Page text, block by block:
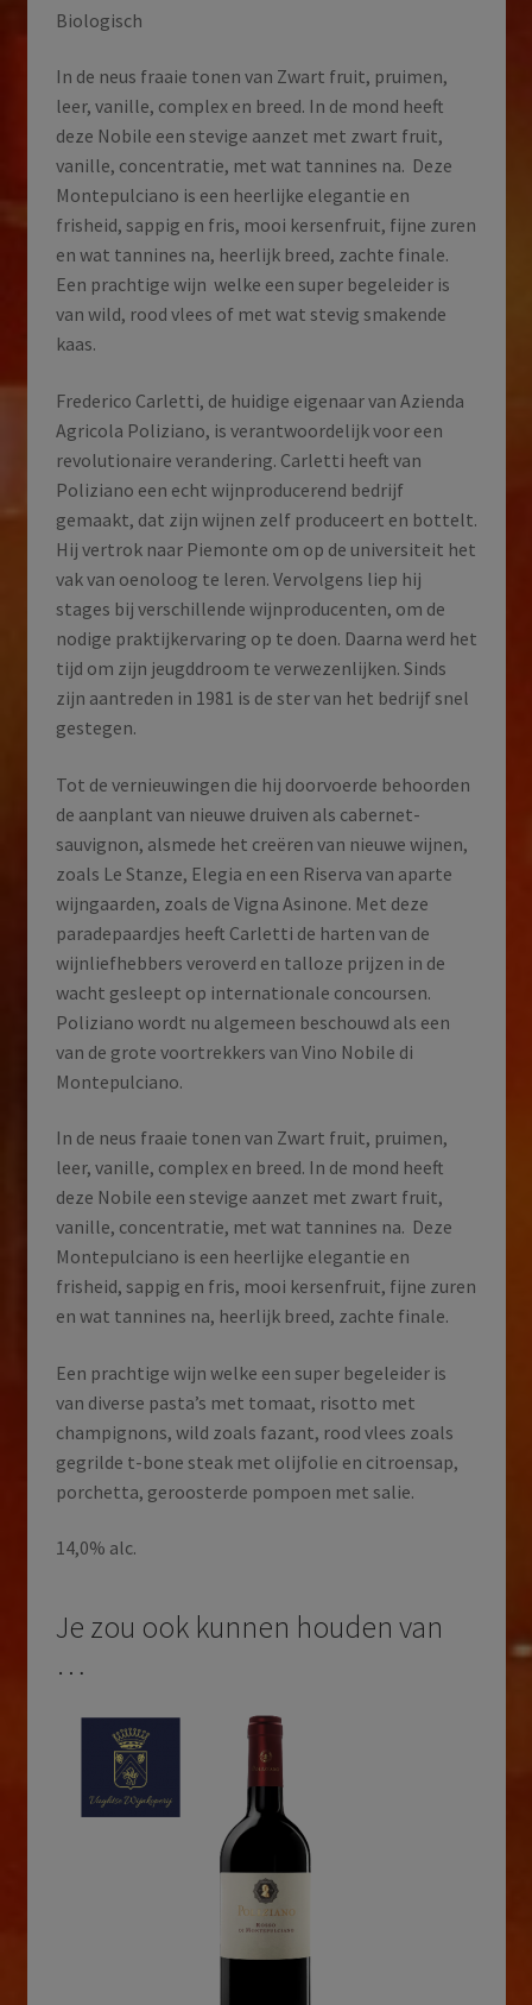
Biologisch
In de neus fraaie tonen van Zwart fruit, pruimen,
leer, vanille, complex en breed. In de mond heeft
deze Nobile een stevige aanzet met zwart fruit,
vanille, concentratie, met wat tannines na. Deze
Montepulciano is een heerlijke elegantie en
frisheid, sappig en fris, mooi kersenfruit, fijne zuren
en wat tannines na, heerlijk breed, zachte finale.
Een prachtige wijn welke een super begeleider is
van wild, rood vlees of met wat stevig smakende
kaas.
Frederico Carletti, de huidige eigenaar van Azienda
Agricola Poliziano, is verantwoordelijk voor een
revolutionaire verandering. Carletti heeft van
Poliziano een echt wijnproducerend bedrijf
gemaakt, dat zijn wijnen zelf produceert en bottelt.
Hij vertrok naar Piemonte om op de universiteit het
vak van oenoloog te leren. Vervolgens liep hij
stages bij verschillende wijnproducenten, om de
nodige praktijkervaring op te doen. Daarna werd het
tijd om zijn jeugddroom te verwezenlijken. Sinds
zijn aantreden in 1981 is de ster van het bedrijf snel
gestegen.
Tot de vernieuwingen die hij doorvoerde behoorden
de aanplant van nieuwe druiven als cabernet-
sauvignon, alsmede het creëren van nieuwe wijnen,
zoals Le Stanze, Elegia en een Riserva van aparte
wijngaarden, zoals de Vigna Asinone. Met deze
paradepaardjes heeft Carletti de harten van de
wijnliefhebbers veroverd en talloze prijzen in de
wacht gesleept op internationale concoursen.
Poliziano wordt nu algemeen beschouwd als een
van de grote voortrekkers van Vino Nobile di
Montepulciano.
In de neus fraaie tonen van Zwart fruit, pruimen,
leer, vanille, complex en breed. In de mond heeft
deze Nobile een stevige aanzet met zwart fruit,
vanille, concentratie, met wat tannines na. Deze
Montepulciano is een heerlijke elegantie en
frisheid, sappig en fris, mooi kersenfruit, fijne zuren
en wat tannines na, heerlijk breed, zachte finale.
Een prachtige wijn welke een super begeleider is
van diverse pasta’s met tomaat, risotto met
champignons, wild zoals fazant, rood vlees zoals
gegrilde t-bone steak met olijfolie en citroensap,
porchetta, geroosterde pompoen met salie.
14,0% alc.
Je zou ook kunnen houden van
…